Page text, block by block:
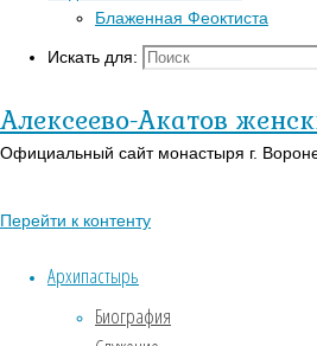
Блаженная Феоктиста
Искать для:
Алексеево-Акатов
Официальный сайт монастыря г.
Перейти к контенту
Архипастырь
Биография
Святая
вмч.
16.12.2025
Святая
История
Заказать требы
Святыни
Страницы
Духовный кант
Духовный кант